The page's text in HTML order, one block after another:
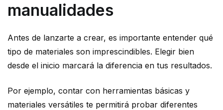
manualidades
Antes de lanzarte a crear, es importante entender qué
tipo de materiales son imprescindibles. Elegir bien
desde el inicio marcará la diferencia en tus resultados.
Por ejemplo, contar con herramientas básicas y
materiales versátiles te permitirá probar diferentes